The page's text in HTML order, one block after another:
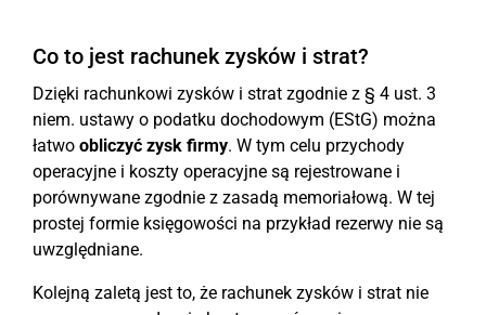
Co to jest rachunek zysków i strat?
Dzięki rachunkowi zysków i strat zgodnie z § 4 ust. 3
niem. ustawy o podatku dochodowym (EStG) można
łatwo obliczyć zysk firmy. W tym celu przychody
operacyjne i koszty operacyjne są rejestrowane i
porównywane zgodnie z zasadą memoriałową. W tej
prostej formie księgowości na przykład rezerwy nie są
uwzględniane.
Kolejną zaletą jest to, że rachunek zysków i strat nie